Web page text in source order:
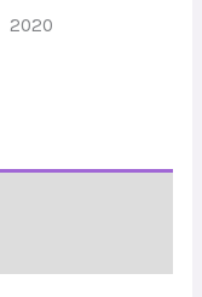
2020